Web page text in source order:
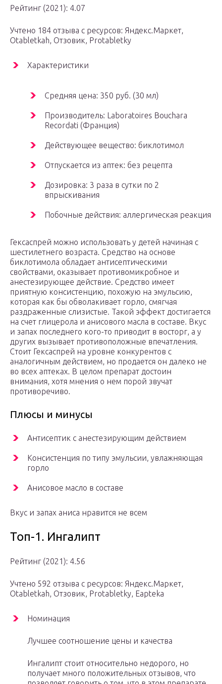
Рейтинг (2021): 4.07
Учтено 184 отзыва с ресурсов: Яндекс.Маркет,
Оtabletkah, Отзовик, Protabletky
Характеристики
Средняя цена: 350 руб. (30 мл)
Производитель: Laboratoires Bouchara
Recordati (Франция)
Действующее вещество: биклотимол
Отпускается из аптек: без рецепта
Дозировка: 3 раза в сутки по 2
впрыскивания
Побочные действия: аллергическая реакция
Гексаспрей можно использовать у детей начиная с
шестилетнего возраста. Средство на основе
биклотимола обладает антисептическими
свойствами, оказывает противомикробное и
анестезирующее действие. Средство имеет
приятную консистенцию, похожую на эмульсию,
которая как бы обволакивает горло, смягчая
раздраженные слизистые. Такой эффект достигается
на счет глицерола и анисового масла в составе. Вкус
и запах последнего кого-то приводит в восторг, а у
других вызывает противоположные впечатления.
Стоит Гексаспрей на уровне конкурентов с
аналогичным действием, но продается он далеко не
во всех аптеках. В целом препарат достоин
внимания, хотя мнения о нем порой звучат
противоречиво.
Плюсы и минусы
Антисептик с анестезирующим действием
Консистенция по типу эмульсии, увлажняющая
горло
Анисовое масло в составе
Вкус и запах аниса нравится не всем
Топ-1. Ингалипт
Рейтинг (2021): 4.56
Учтено 592 отзыва с ресурсов: Яндекс.Маркет,
Оtabletkah, Отзовик, Protabletky, Eapteka
Номинация
Лучшее соотношение цены и качества
Ингалипт стоит относительно недорого, но
получает много положительных отзывов, что